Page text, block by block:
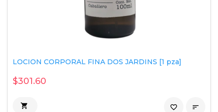
LOCION CORPORAL FINA DOS JARDINS [1 pza]
$301.60
 
favorite_border